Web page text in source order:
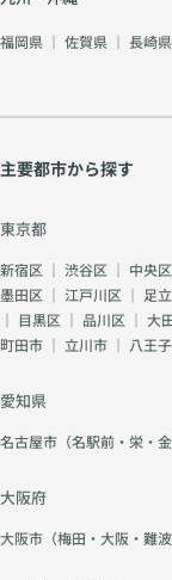
福岡県 ｜ 佐賀県 ｜ 長崎県
主要都市から探す
東京都
新宿区 ｜ 渋谷区 ｜ 中央区
墨田区 ｜ 江戸川区 ｜ 足
｜ 目黒区 ｜ 品川区 ｜ 大
町田市 ｜ 立川市 ｜ 八王
愛知県
名古屋市（名駅前・栄・金
大阪府
大阪市（梅田・大阪・難